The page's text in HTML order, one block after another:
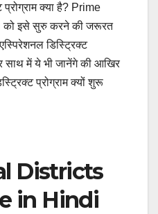
क्या है? Prime
को इसे सुरु करने की जरूरत
डिस्ट्रिक्ट
साथ में ये भी जानेंगे की आखिर
प्रोग्राम क्यों शुरू
Districts
in Hindi